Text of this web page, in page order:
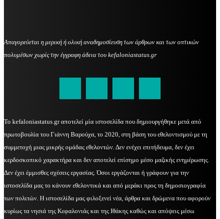
Απαγορεύεται η μερική ή ολική αναδημοσίευση των άρθρων και των οπτικών
πολυμέσων χωρίς την έγγραφη άδεια του kefaloniastatus.gr
Το kefaloniastatus.gr αποτελεί μία ιστοσελίδα που δημιουργήθηκε μετά από
πρωτοβουλία του Γιάννη Βαρούχα, το 2020, στη βάση του εθελοντισμού με τη
συμμετοχή μιας μικρής ομάδας εθελοντών. Δεν ενέχει επιτήδευμα, δεν έχει
κερδοσκοπικό χαρακτήρα και δεν αποτελεί επίσημο μέσο μαζικής ενημέρωσης.
Δεν έχει έμμισθες σχέσεις εργασίας. Όσοι εργάζονται ή γράφουν για την
ιστοσελίδα μας το κάνουν εθελοντικά και από μεράκι προς τη δημοσιογραφία
των πολιτών. Η ιστοσελίδα μας φιλοξενεί νέα, άρθρα και δρώμενα που αφορούν
κυρίως τα νησιά της Κεφαλονιάς και της Ιθάκης καθώς και απόψεις μέσω